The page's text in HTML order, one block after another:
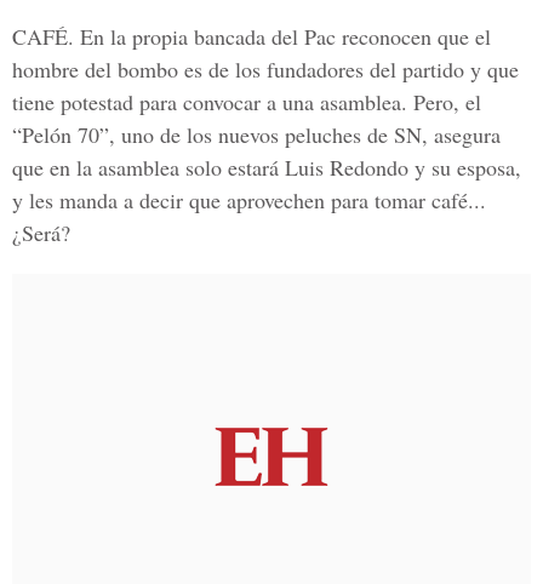
CAFÉ. En la propia bancada del Pac reconocen que el
hombre del bombo es de los fundadores del partido y que
tiene potestad para convocar a una asamblea. Pero, el
“Pelón 70”, uno de los nuevos peluches de SN, asegura
que en la asamblea solo estará Luis Redondo y su esposa,
y les manda a decir que aprovechen para tomar café...
¿Será?